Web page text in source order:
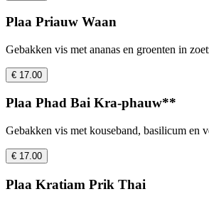
Plaa Priauw Waan
Gebakken vis met ananas en groenten in
€ 17.00
Plaa Phad Bai Kra-phauw**
Gebakken vis met kouseband, basilicum en
€ 17.00
Plaa Kratiam Prik Thai